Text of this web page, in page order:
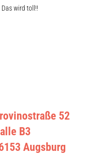
wird toll!!
52
B3
Augsburg